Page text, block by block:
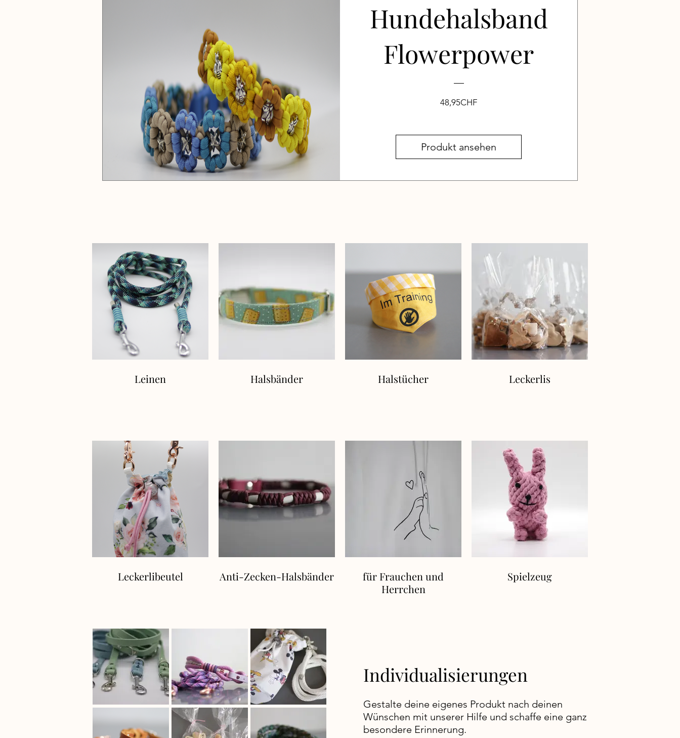
Hundehalsband
Flowerpower
48,95CHFPreis
Produkt ansehen
Leinen Halsbänder Halstücher Leckerlis
Leckerlibeutel Anti-Zecken-Halsbänder
für Frauchen und
Herrchen
Spielzeug
Individualisierungen
Gestalte deine eigenes Produkt nach deinen
Wünschen mit unserer Hilfe und schaffe eine ganz
besondere Erinnerung.